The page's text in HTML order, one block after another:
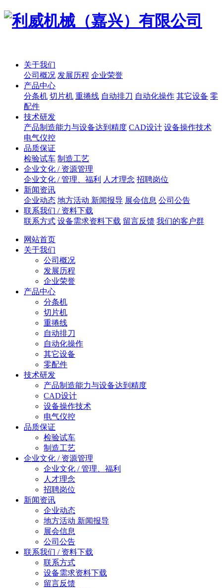
关于我们
公司概况 发展历程 企业荣誉
产品中心
分条机 切片机 重捲线 自动排刀 自动化操作 其它设备 零
配件
技术研发
产品制造能力与设备达到精度 CAD设计 设备操作技术
电气仪控
品质保证
检验试车 制造工艺
企业文化 / 资源管理
企业文化 / 管理、福利
人才理念 招聘岗位
新闻资讯
企业动态 地方活动 新闻报导 展会信息 公司公告
联系我们 / 资料下载
联系方式 设备需求资料下载 留言反馈 我们的客户群
网站首页
关于我们
公司概况
发展历程
企业荣誉
产品中心
分条机
切片机
重捲线
自动排刀
自动化操作
其它设备
零配件
技术研发
产品制造能力与设备达到精度
CAD设计
设备操作技术
电气仪控
品质保证
检验试车
制造工艺
企业文化 / 资源管理
企业文化 / 管理、福利
人才理念
招聘岗位
新闻资讯
企业动态
地方活动 新闻报导
展会信息
公司公告
联系我们 / 资料下载
联系方式
设备需求资料下载
留言反馈